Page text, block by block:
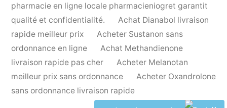
pharmacie en ligne locale pharmacieniogret garantit
qualité et confidentialité.
Achat Dianabol livraison
rapide meilleur prix
Acheter Sustanon sans
ordonnance en ligne
Achat Methandienone
livraison rapide pas cher
Acheter Melanotan
meilleur prix sans ordonnance
Acheter Oxandrolone
sans ordonnance livraison rapide